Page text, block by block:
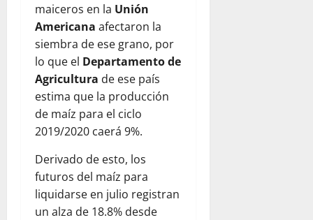
maiceros en la Unión
Americana afectaron la
siembra de ese grano, por
lo que el Departamento de
Agricultura de ese país
estima que la producción
de maíz para el ciclo
2019/2020 caerá 9%.
Derivado de esto, los
futuros del maíz para
liquidarse en julio registran
un alza de 18.8% desde